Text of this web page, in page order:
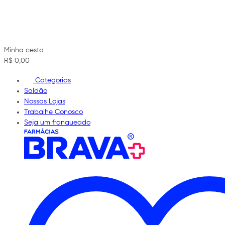
Minha cesta
R$ 0,00
Categorias
Saldão
Nossas Lojas
Trabalhe Conosco
Seja um franqueado